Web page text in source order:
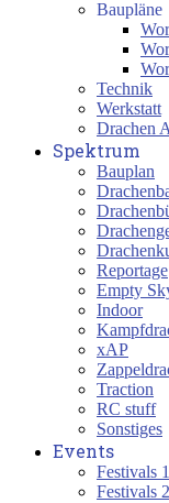
Baupläne
Technik
Werkstatt
Drachen
Spektrum
Bauplan
Reportage
Empty
Indoor
xAP
Traction
RC stuff
Sonstiges
Events
Festivals
Festivals